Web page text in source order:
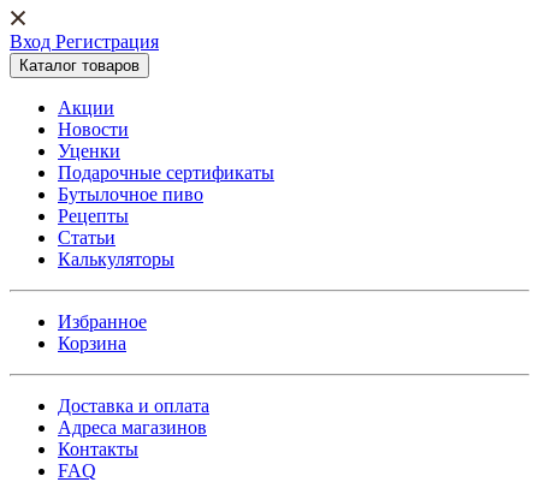
Вход Регистрация
Каталог товаров
Акции
Новости
Уценки
Подарочные сертификаты
Бутылочное пиво
Рецепты
Статьи
Калькуляторы
Избранное
Корзина
Доставка и оплата
Адреса магазинов
Контакты
FAQ